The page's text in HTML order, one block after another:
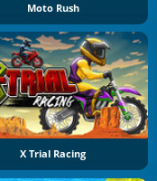
Moto Rush
X Trial Racing